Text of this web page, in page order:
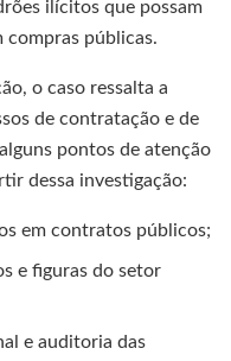
ilícitos que possam
compras públicas.
o caso ressalta a
de contratação e de
pontos de atenção
dessa investigação:
em contratos públicos;
e figuras do setor
e auditoria das